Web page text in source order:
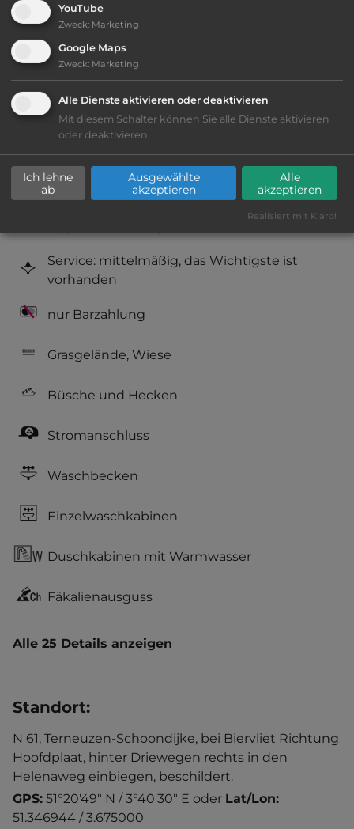
bis 25,- Euro
Klassifizierung: befriedigend
Lage: schön
Geräuschkulisse: überwiegend ruhig
Service: mittelmäßig, das Wichtigste ist
vorhanden
nur Barzahlung
Grasgelände, Wiese
Büsche und Hecken
Stromanschluss
Waschbecken
Einzelwaschkabinen
Duschkabinen mit Warmwasser
Fäkalienausguss
Alle 25 Details anzeigen
Standort:
N 61, Terneuzen-Schoondijke, bei Biervliet Richtung
Hoofdplaat, hinter Driewegen rechts in den
Helenaweg einbiegen, beschildert.
GPS: 51°20'49" N / 3°40'30" E oder Lat/Lon:
51.346944 / 3.675000
YouTube
Zweck: Marketing
Google Maps
Zweck: Marketing
Alle Dienste aktivieren oder deaktivieren
Mit diesem Schalter können Sie alle Dienste aktivieren
oder deaktivieren.
Ich lehne
ab
Ausgewählte
akzeptieren
Alle
akzeptieren
Realisiert mit Klaro!